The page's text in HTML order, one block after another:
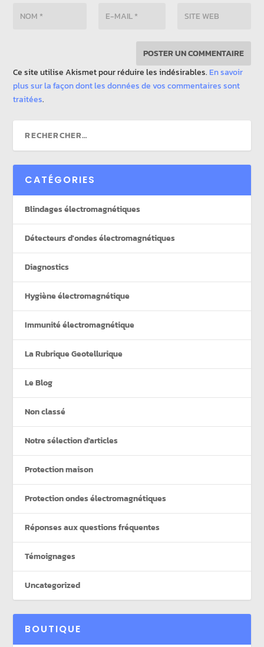
Ce site utilise Akismet pour réduire les indésirables. En savoir
plus sur la façon dont les données de vos commentaires sont
traitées.
CATÉGORIES
Blindages électromagnétiques
Détecteurs d'ondes électromagnétiques
Diagnostics
Hygiène électromagnétique
Immunité électromagnétique
La Rubrique Geotellurique
Le Blog
Non classé
Notre sélection d'articles
Protection maison
Protection ondes électromagnétiques
Réponses aux questions fréquentes
Témoignages
Uncategorized
BOUTIQUE